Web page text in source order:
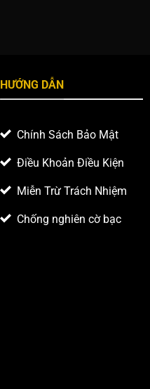
HƯỚNG DẪN
Chính Sách Bảo Mật
Điều Khoản Điều Kiện
Miễn Trừ Trách Nhiệm
Chống nghiên cờ bạc